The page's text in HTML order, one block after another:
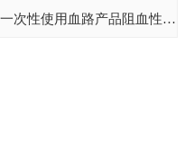
一次性使用血路产品阻血性测试仪